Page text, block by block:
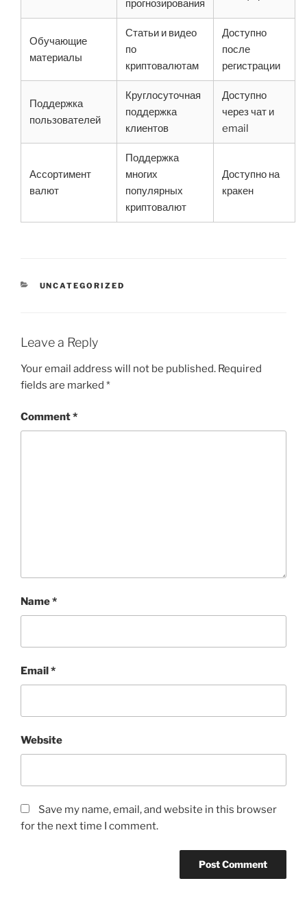
прогнозирования
Обучающие
материалы
Статьи и видео
по
криптовалютам
Доступно
после
регистрации
Поддержка
пользователей
Круглосуточная
поддержка
клиентов
Доступно
через чат и
email
Ассортимент
валют
Поддержка
многих
популярных
криптовалют
Доступно на
кракен
CATEGORIES
UNCATEGORIZED
Leave a Reply
Your email address will not be published. Required
fields are marked *
Comment*
Name*
Email*
Website
Save my name, email, and website in this browser
for the next time I comment.